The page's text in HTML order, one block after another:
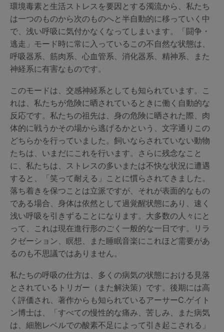
環境毒素と生活ストレスを要因とする濁流から、私たち
は一つのものから次のものへと半自動的に移っていく中
で、浅い呼吸に気付かなくなってしまいます。「闘争・
逃走」モード時に常に入っているこの不自然な状態は、
呼吸器系、筋肉系、心血管系、消化器系、精神系、また
神経系に有害なものです。
このモードは、交感神経系としても知られています。こ
れは、私たちが危険に晒されているときに働く自動的な
反応です。私たちの祖先は、身の危険に晒された際、肉
体的に戦うかその場から逃げるかという、文字通りこの
どちらかを行っていました。飼いならされていない動物
たちは、いまだにこれを行います。さらに残念なこと
に、私たちは、ストレスの多いまたは不快な状況に遭遇
すると、「笑って耐える」ことに慣らされてきました。
落ち着きを保つことは立派ですが、それが表面的なもの
である場合、身体は依然として過覚醒状態にあり、速く
浅い呼吸を引きずることになります。大多数の人々にと
って、これは現在進行形のごく一般的な一日です。リラ
クゼーション、瞑想、また睡眠音楽にこれほど需要があ
るのも不思議ではありません。
私たちの呼吸の仕方は、多くの病気の状態における見落
とされているトリガー（また解決策）です。後期には高
く評価され、著作からも知られているアーサーC.ゲイト
ン博士は、「すべての慢性的な痛み、苦しみ、また病気
は、細胞レベルでの酸素不足によって引き起こされる」